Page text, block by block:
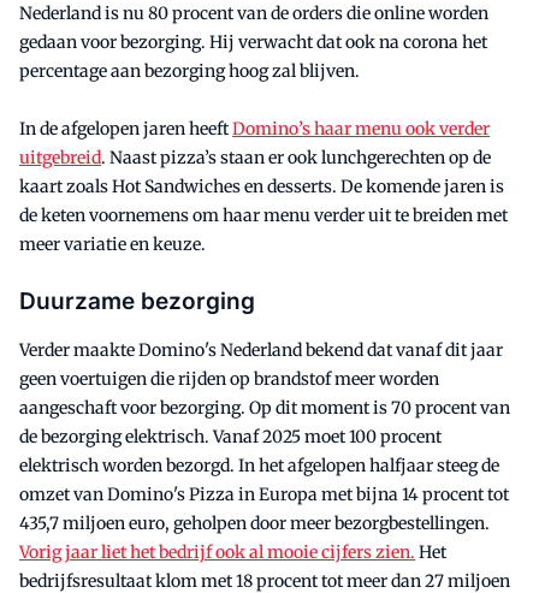
Nederland is nu 80 procent van de orders die online worden
gedaan voor bezorging. Hij verwacht dat ook na corona het
percentage aan bezorging hoog zal blijven.
In de afgelopen jaren heeftDomino’s haar menu ook verder
uitgebreid. Naast pizza’s staan er ook lunchgerechten op de
kaart zoals Hot Sandwiches en desserts. De komende jaren is
de keten voornemens om haar menu verder uit te breiden met
meer variatie en keuze.
Duurzame bezorging
Verder maakte Domino's Nederland bekend dat vanaf dit jaar
geen voertuigen die rijden op brandstof meer worden
aangeschaft voor bezorging. Op dit moment is 70 procent van
de bezorging elektrisch. Vanaf 2025 moet 100 procent
elektrisch worden bezorgd. In het afgelopen halfjaar steeg de
omzet van Domino's Pizza in Europa met bijna 14 procent tot
435,7 miljoen euro, geholpen door meer bezorgbestellingen.
Vorig jaar liet het bedrijf ook al mooie cijfers zien. Het
bedrijfsresultaat klom met 18 procent tot meer dan 27 miljoen